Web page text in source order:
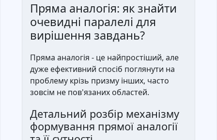
Пряма аналогія: як знайти
очевидні паралелі для
вирішення завдань?
Пряма аналогія - це найпростіший, але
дуже ефективний спосіб поглянути на
проблему крізь призму інших, часто
зовсім не пов'язаних областей.
Детальний розбір механізму
формування прямої аналогії